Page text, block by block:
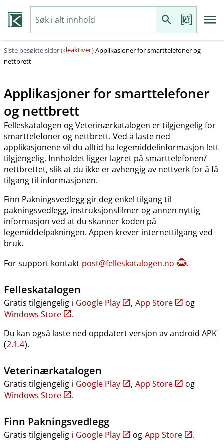
Siste besøkte sider (deaktiver)Applikasjoner for smarttelefoner og
nettbrett
Applikasjoner for smarttelefoner
og nettbrett
Felleskatalogen og Veterinærkatalogen er tilgjengelig for
smarttelefoner og nettbrett. Ved å laste ned
applikasjonene vil du alltid ha legemiddelinformasjon lett
tilgjengelig. Innholdet ligger lagret på smarttelefonen​/​
nettbrettet, slik at du ikke er avhengig av nettverk for å få
tilgang til informasjonen.
Finn Pakningsvedlegg gir deg enkel tilgang til
pakningsvedlegg, instruksjonsfilmer og annen nyttig
informasjon ved at du skanner koden på
legemiddelpakningen. Appen krever internettilgang ved
bruk.
For support kontakt post@felleskatalogen.no .
Felleskatalogen
Gratis tilgjengelig i Google Play , App Store
og
Windows Store
.
Du kan også laste ned oppdatert versjon av android APK
(2.1.4).
Veterinærkatalogen
Gratis tilgjengelig i Google Play , App Store
og
Windows Store
.
Finn Pakningsvedlegg
Gratis tilgjengelig i Google Play og App Store .